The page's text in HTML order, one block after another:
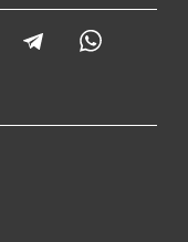
LinkedIn Telegram